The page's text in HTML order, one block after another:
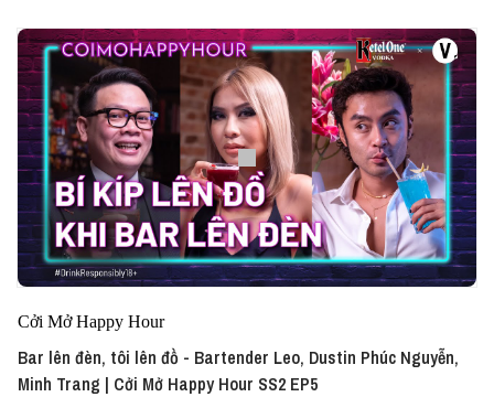
Cởi Mở Happy Hour
Bar lên đèn, tôi lên đồ - Bartender Leo, Dustin Phúc Nguyễn,
Minh Trang | Cởi Mở Happy Hour SS2 EP5